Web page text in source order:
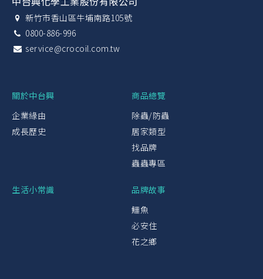
新竹市香山區牛埔南路105號
0800-886-996
service@crocoil.com.tw
關於中台興
企業緣由
成長歷史
商品總覽
除蟲/防蟲
居家類型
找品牌
蟲蟲專區
生活小常識
品牌故事
鱷魚
必安住
花之鄉